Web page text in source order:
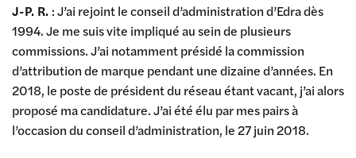
J-P. R. : J’ai rejoint le conseil d’administration d’Edra dès
1994. Je me suis vite impliqué au sein de plusieurs
commissions. J’ai notamment présidé la commission
d’attribution de marque pendant une dizaine d’années. En
2018, le poste de président du réseau étant vacant, j’ai alors
proposé ma candidature. J’ai été élu par mes pairs à
l’occasion du conseil d’administration, le 27 juin 2018.